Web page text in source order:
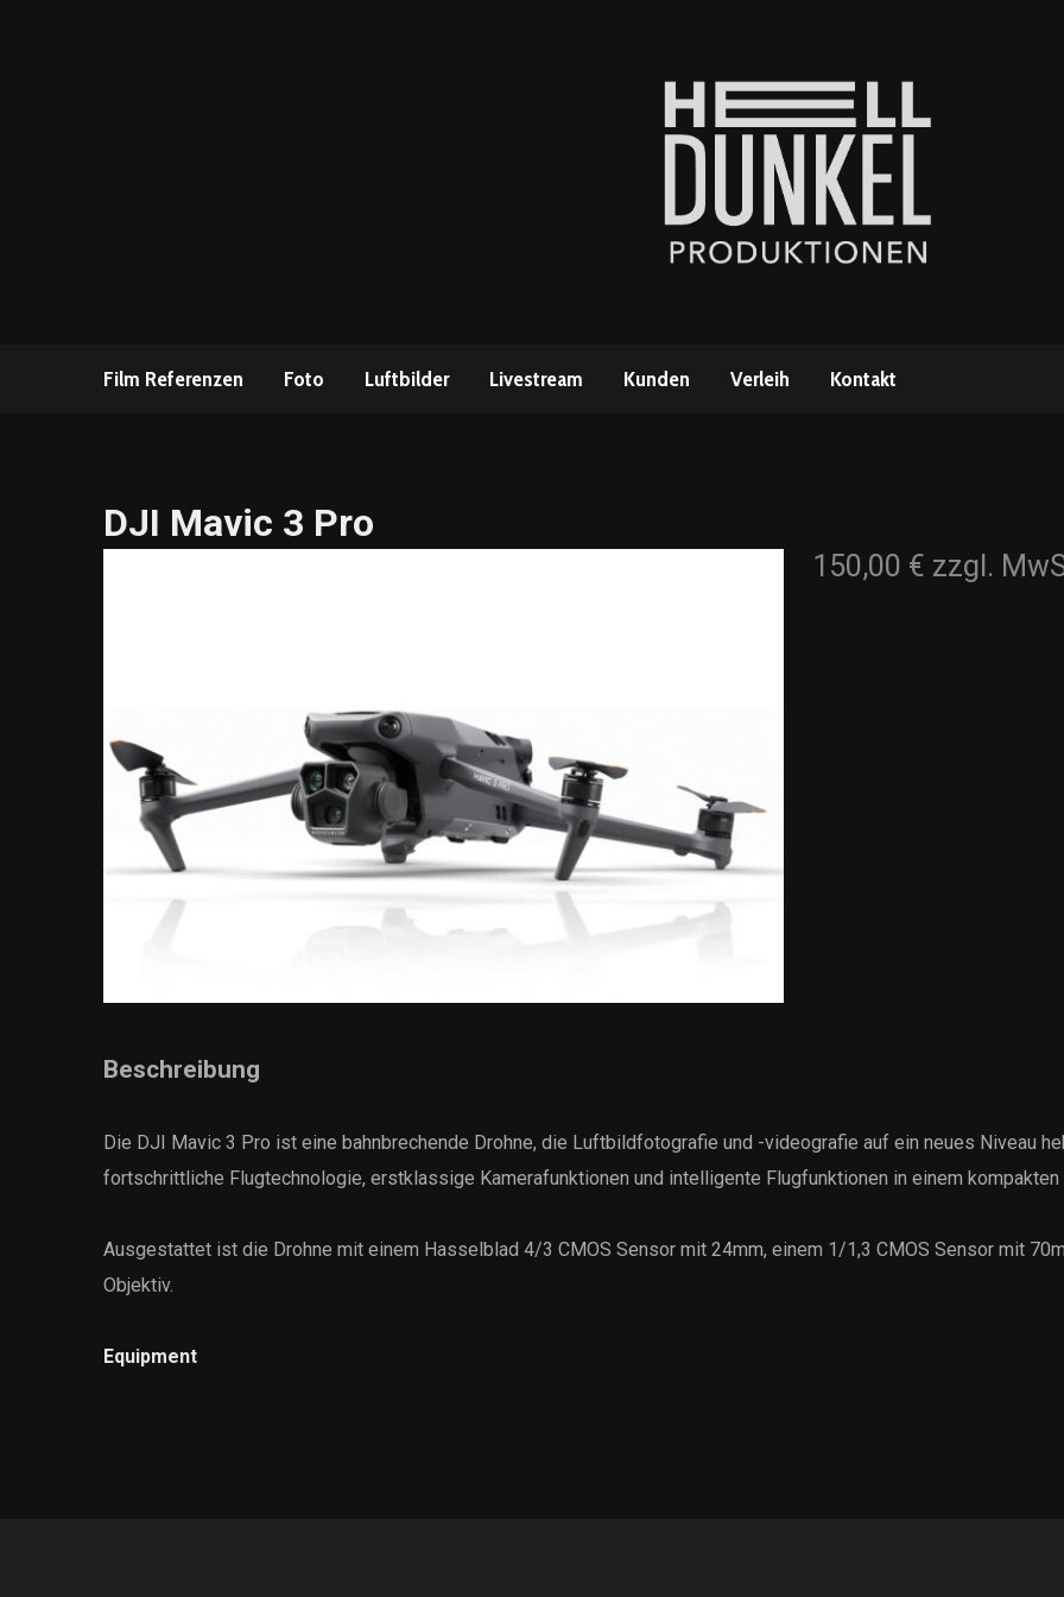
Film Referenzen Foto Luftbilder Livestream Kunden Verleih Kontakt
DJI Mavic 3 Pro
150,00 € zzgl.
Beschreibung
Die DJI Mavic 3 Pro ist eine bahnbrechende Drohne, die Luftbildfotografie und -videografie auf ein neues Niveau
fortschrittliche Flugtechnologie, erstklassige Kamerafunktionen und intelligente Flugfunktionen in einem
Ausgestattet ist die Drohne mit einem Hasselblad 4/3 CMOS Sensor mit 24mm, einem 1/1,3 CMOS Sensor mit
Objektiv.
Equipment